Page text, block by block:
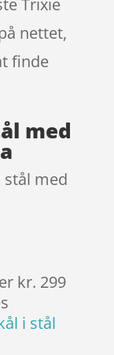
nettet,
finde
med
stål med
kr. 299
i stål